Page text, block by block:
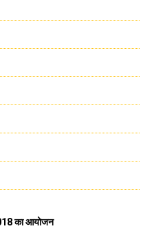
का आयोजन